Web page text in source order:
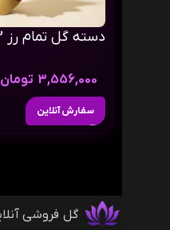
دسته گل تمام رز 12 شاخه
3,556,000 تومان
سفارش آنلاین